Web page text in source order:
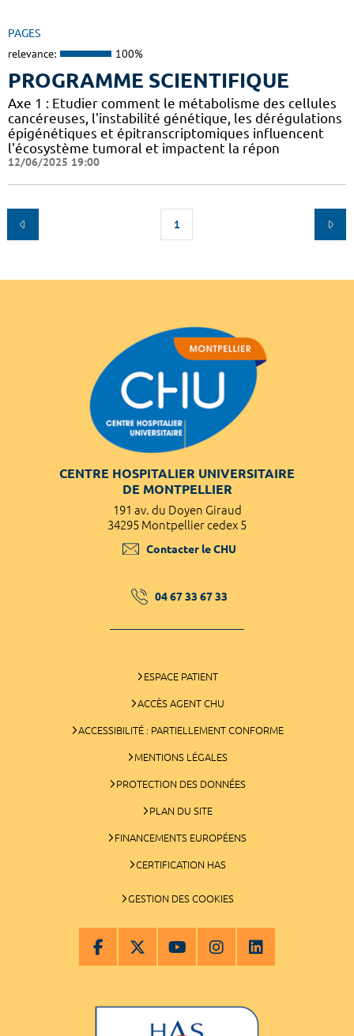
PAGES
relevance: 100%
PROGRAMME SCIENTIFIQUE
Axe 1 : Etudier comment le métabolisme des cellules
cancéreuses, l'instabilité génétique, les dérégulations
épigénétiques et épitranscriptomiques influencent
l'écosystème tumoral et impactent la répon
12/06/2025 19:00
1
CENTRE HOSPITALIER UNIVERSITAIRE
DE MONTPELLIER
191 av. du Doyen Giraud
34295 Montpellier cedex 5
Contacter le CHU
04 67 33 67 33
ESPACE PATIENT
ACCÈS AGENT CHU
ACCESSIBILITÉ : PARTIELLEMENT CONFORME
MENTIONS LÉGALES
PROTECTION DES DONNÉES
PLAN DU SITE
FINANCEMENTS EUROPÉENS
CERTIFICATION HAS
GESTION DES COOKIES